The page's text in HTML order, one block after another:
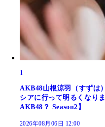
1
AKB48山根涼羽（すずは
シアに行って明るくなり
AKB48？ Season2】
2026年08月06日 12:00